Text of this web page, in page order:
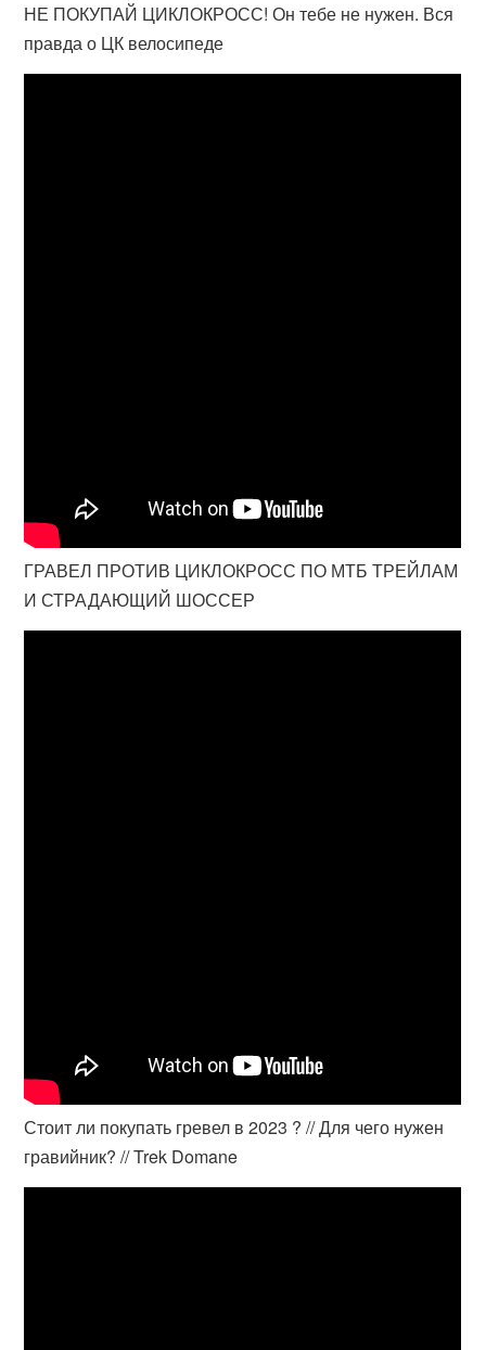
НЕ ПОКУПАЙ ЦИКЛОКРОСС! Он тебе не нужен. Вся
правда о ЦК велосипеде
ГРАВЕЛ ПРОТИВ ЦИКЛОКРОСС ПО МТБ ТРЕЙЛАМ
И СТРАДАЮЩИЙ ШОССЕР
Стоит ли покупать гревел в 2023 ? // Для чего нужен
гравийник? // Trek Domane